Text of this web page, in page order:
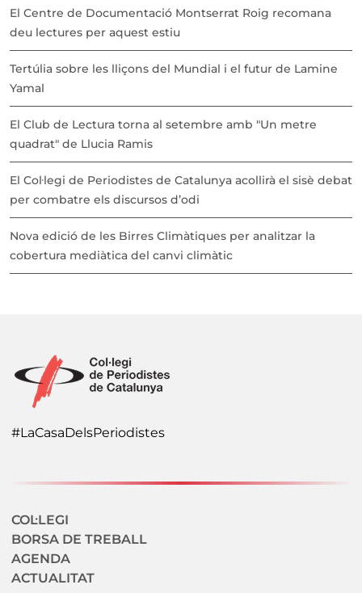
El Centre de Documentació Montserrat Roig recomana
deu lectures per aquest estiu
Tertúlia sobre les lliçons del Mundial i el futur de Lamine
Yamal
El Club de Lectura torna al setembre amb "Un metre
quadrat" de Llucia Ramis
El Col·legi de Periodistes de Catalunya acollirà el sisè debat
per combatre els discursos d’odi
Nova edició de les Birres Climàtiques per analitzar la
cobertura mediàtica del canvi climàtic
#LaCasaDelsPeriodistes
Navegació secundaria
COL·LEGI
BORSA DE TREBALL
AGENDA
ACTUALITAT